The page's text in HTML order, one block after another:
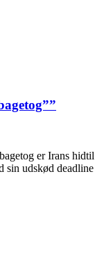
er Irans hidtil
sin udskød deadline